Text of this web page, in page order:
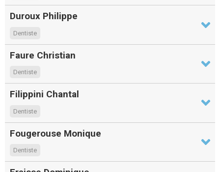
Duroux Philippe
Dentiste
Faure Christian
Dentiste
Filippini Chantal
Dentiste
Fougerouse Monique
Dentiste